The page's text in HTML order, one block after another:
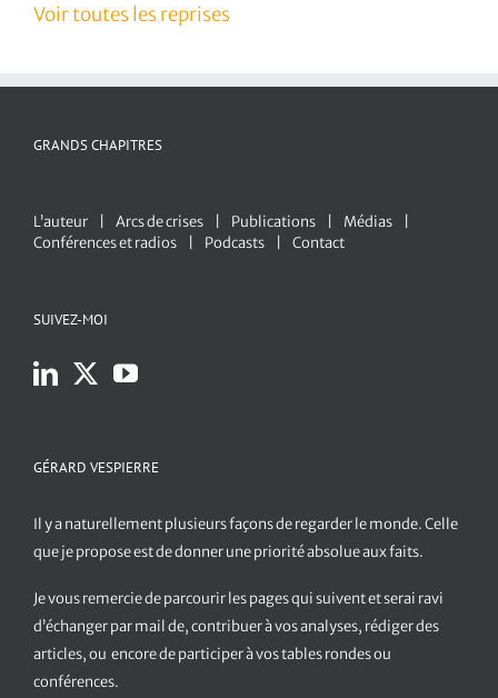
Voir toutes les reprises
GRANDS CHAPITRES
L’auteur Arcs de crises Publications
Médias
Conférences et radios
Podcasts Contact
SUIVEZ-MOI
GÉRARD VESPIERRE
Il y a naturellement plusieurs façons de regarder le monde. Celle
que je propose est de donner une priorité absolue aux faits.
Je vous remercie de parcourir les pages qui suivent et serai ravi
d’échanger par mail de, contribuer à vos analyses, rédiger des
articles, ou encore de participer à vos tables rondes ou
conférences.